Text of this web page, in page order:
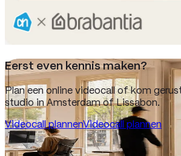
Eerst even kennis maken?
Plan een online videocall of kom
studio in Amsterdam of Lissabon.
Videocall plannenVideocall plannen
Adres